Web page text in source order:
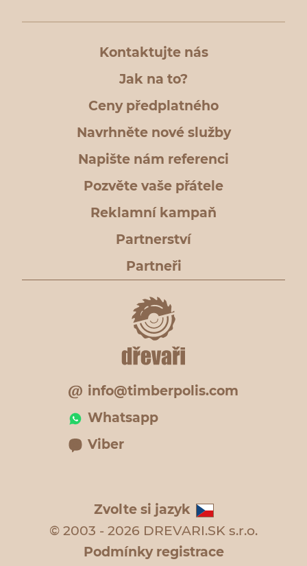
Kontaktujte nás
Jak na to?
Ceny předplatného
Navrhněte nové služby
Napište nám referenci
Pozvěte vaše přátele
Reklamní kampaň
Partnerství
Partneři
info@timberpolis.com
Whatsapp
Viber
Zvolte si jazyk
© 2003 - 2026 DREVARI.SK s.r.o.
Podmínky registrace